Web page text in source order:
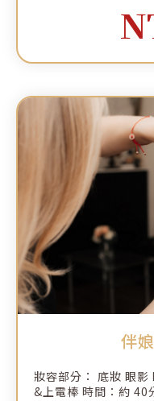
伴
妝容部分： 底妝 眼
&上電棒 時間：約 40